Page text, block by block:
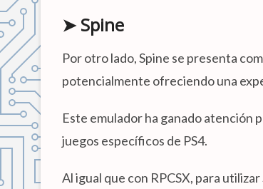
➤ Spine
Por otro lado, Spine se presenta
potencialmente ofreciendo una
Este emulador ha ganado atención
juegos específicos de PS4.
Al igual que con RPCSX, para